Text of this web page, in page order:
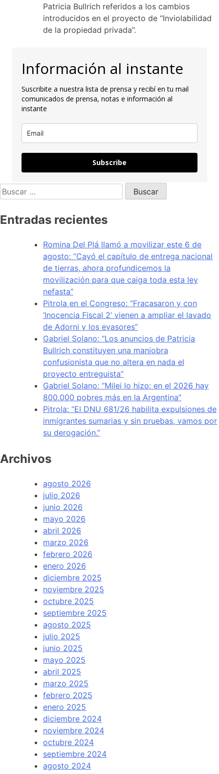
Patricia Bullrich referidos a los cambios
introducidos en el proyecto de “Inviolabilidad
de la propiedad privada”.
Información al instante
Suscribite a nuestra lista de prensa y recibí en tu mail
comunicados de prensa, notas e información al
instante
Subscribe
Entradas recientes
Romina Del Plá llamó a movilizar este 6 de
agosto: “Cayó el capítulo de entrega nacional
de tierras, ahora profundicemos la
movilización para que caiga toda esta ley
nefasta”
Pitrola en el Congreso: “Fracasaron y con
‘Inocencia Fiscal 2’ vienen a ampliar el lavado
de Adorni y los evasores”
Gabriel Solano: “Los anuncios de Patricia
Bullrich constituyen una maniobra
confusionista que no altera en nada el
proyecto entreguista”
Gabriel Solano: “Milei lo hizo: en el 2026 hay
800.000 pobres más en la Argentina”
Pitrola: “El DNU 681/26 habilita expulsiones de
inmigrantes sumarias y sin pruebas, vamos por
su derogación.”
Archivos
agosto 2026
julio 2026
junio 2026
mayo 2026
abril 2026
marzo 2026
febrero 2026
enero 2026
diciembre 2025
noviembre 2025
octubre 2025
septiembre 2025
agosto 2025
julio 2025
junio 2025
mayo 2025
abril 2025
marzo 2025
febrero 2025
enero 2025
diciembre 2024
noviembre 2024
octubre 2024
septiembre 2024
agosto 2024